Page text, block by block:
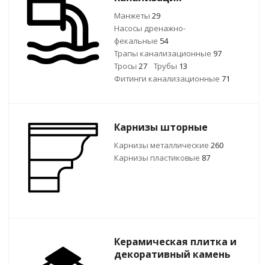
Манжеты 29
Насосы дренажно-
фекальные 54
Трапы канализационные 97
Тросы 27 Трубы 13
Фитинги канализационные 71
Карнизы шторные
Карнизы металлические 260
Карнизы пластиковые 87
Керамическая плитка и
декоративный камень